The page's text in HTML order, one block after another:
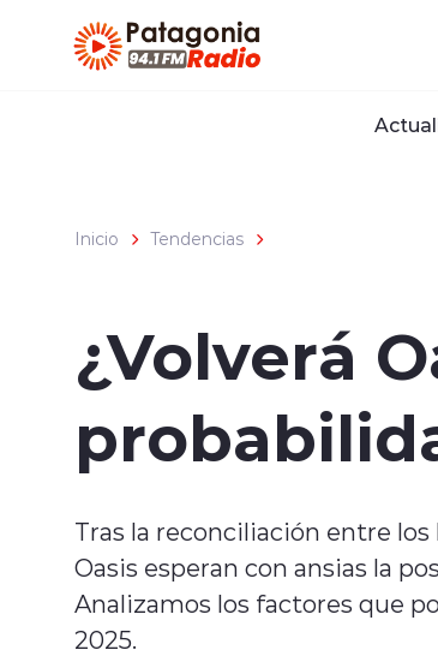
Inicio Tendencias
¿Volverá
Tras la reconciliación entre
Oasis esperan con ansias la
Analizamos los factores que
2025.